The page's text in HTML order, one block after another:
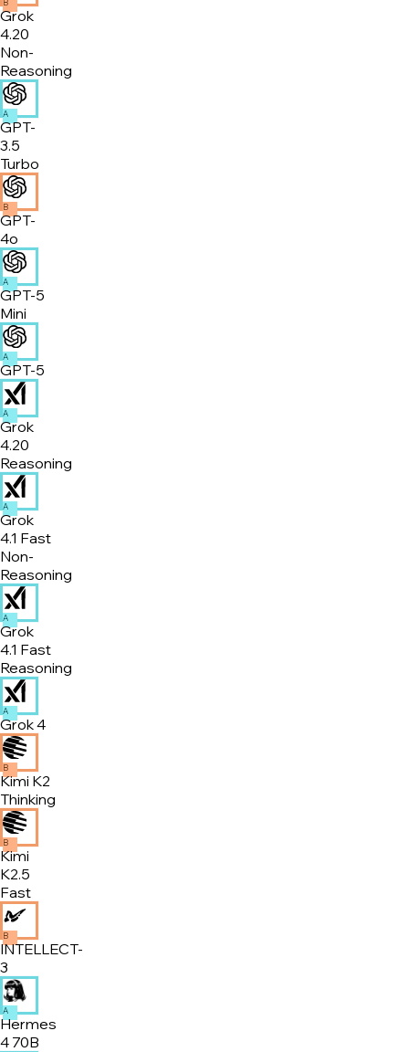
B
Grok
4.20
Non-
Reasoning
A
GPT-
3.5
Turbo
B
GPT-
4o
A
GPT-5
Mini
A
GPT-5
A
Grok
4.20
Reasoning
A
Grok
4.1 Fast
Non-
Reasoning
A
Grok
4.1 Fast
Reasoning
A
Grok 4
B
Kimi K2
Thinking
B
Kimi
K2.5
Fast
B
INTELLECT-
3
A
Hermes
4 70B